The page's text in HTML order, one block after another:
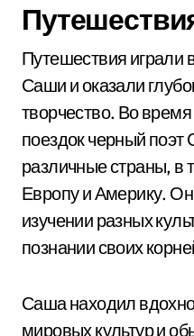
Путешествия играли
Саши и оказали
творчество. Во
поездок черный
различные страны, в
Европу и Америку.
изучении разных
познании своих
Саша находил
мировых культур и